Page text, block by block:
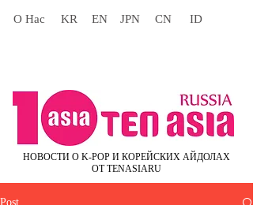
О Нас KR EN JPN CN ID
НОВОСТИ О K-POP И КОРЕЙСКИХ АЙДОЛАХ
ОТ TENASIARU
Post